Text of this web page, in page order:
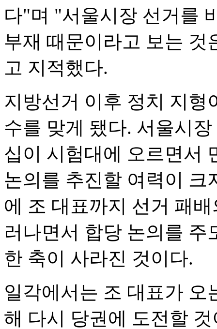
다"며 "서울시장 선거를
부재 때문이라고 보는
고 지적했다.
지방선거 이후 정치 지형
수를 맞게 됐다. 서울시
십이 시험대에 오르면서
논의를 추진할 여력이 크
에 조 대표까지 선거 패
러나면서 합당 논의를 주
한 축이 사라진 것이다.
일각에서는 조 대표가 오
해 다시 당권에 도전할